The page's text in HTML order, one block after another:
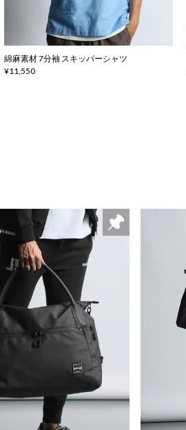
綿麻素材 7分袖 スキッパーシャツ
¥11,550